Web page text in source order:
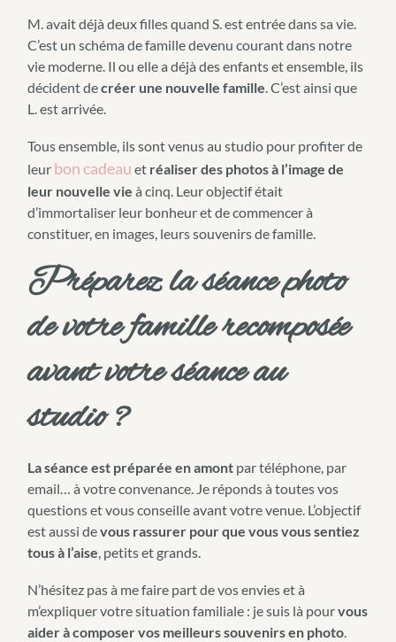
M. avait déjà deux filles quand S. est entrée dans sa vie.
C’est un schéma de famille devenu courant dans notre
vie moderne. Il ou elle a déjà des enfants et ensemble, ils
décident decréer une nouvelle famille. C’est ainsi que
L. est arrivée.
Tous ensemble, ils sont venus au studio pour profiter de
leur bon cadeau et réaliser des photos à l’image de
leur nouvelle vie à cinq. Leur objectif était
d’immortaliser leur bonheur et de commencer à
constituer, en images, leurs souvenirs de famille.
Préparez la séance photo
de votre famille recomposée
avant votre séance au
studio ?
La séance est préparée en amontpar téléphone, par
email… à votre convenance. Je réponds à toutes vos
questions et vous conseille avant votre venue. L’objectif
est aussi devous rassurer pour que vous vous sentiez
tous à l’aise, petits et grands.
N’hésitez pas à me faire part de vos envies et à
m’expliquer votre situation familiale : je suis là pourvous
aider à composer vos meilleurs souvenirs en photo.